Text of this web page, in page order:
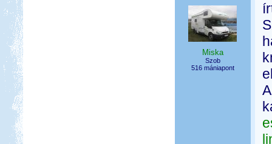
Miska
Szob
516 mániapont